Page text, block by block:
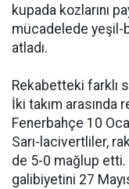
kupada kozlarını
mücadelede yeşil-
atladı.
Rekabetteki farklı
İki takım arasında
Fenerbahçe 10
Sarı-lacivertliler,
de 5-0 mağlup etti.
galibiyetini 27